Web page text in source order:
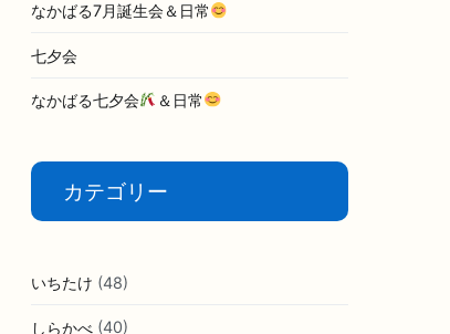
なかばる7月誕生会＆日常
七夕会
なかばる七夕会 ＆日常
カテゴリー
いちたけ (48)
しらかべ (40)